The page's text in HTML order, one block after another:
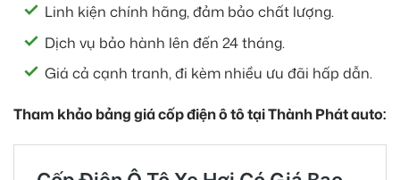
Linh kiện chính hãng, đảm bảo chất lượng.
Dịch vụ bảo hành lên đến 24 tháng.
Giá cả cạnh tranh, đi kèm nhiều ưu đãi hấp dẫn.
Tham khảo bảng giá cốp điện ô tô tại Thành Phát auto: